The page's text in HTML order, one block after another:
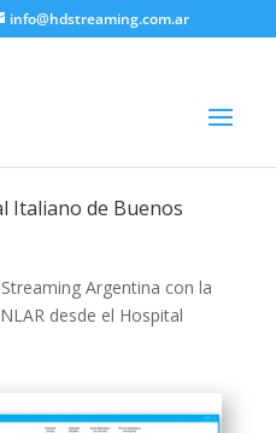
info@hdstreaming.com.ar
Italiano de Buenos
Argentina con la
desde el Hospital